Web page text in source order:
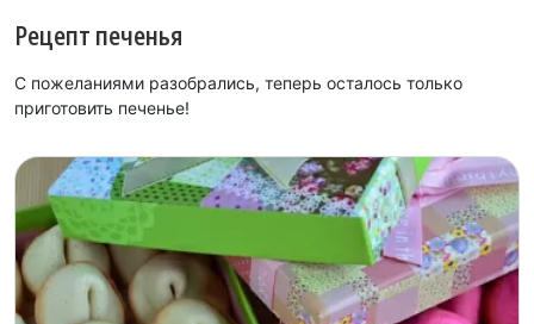
Рецепт печенья
С пожеланиями разобрались, теперь осталось только
приготовить печенье!